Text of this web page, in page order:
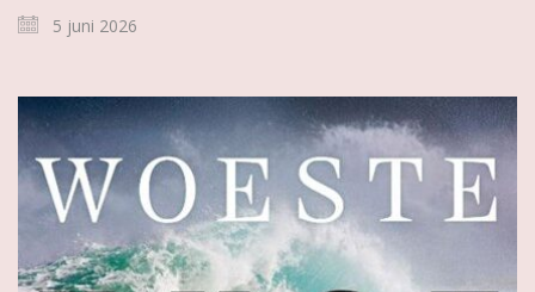
5 juni 2026